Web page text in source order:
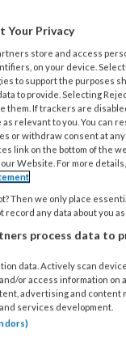
*
per week de
Your Privacy
store and access
on your device.
to support the purposes
to provide. Selecting
them. If trackers are
as relevant to you. You can
or withdraw consent at
link on the bottom of the
Website. For more
Then we only place
record any data about you
process data to
data. Actively scan
or access information on
advertising and content
services development.